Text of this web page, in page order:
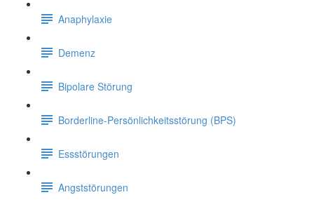
Anaphylaxie
Demenz
Bipolare Störung
Borderline-Persönlichkeitsstörung (BPS)
Essstörungen
Angststörungen